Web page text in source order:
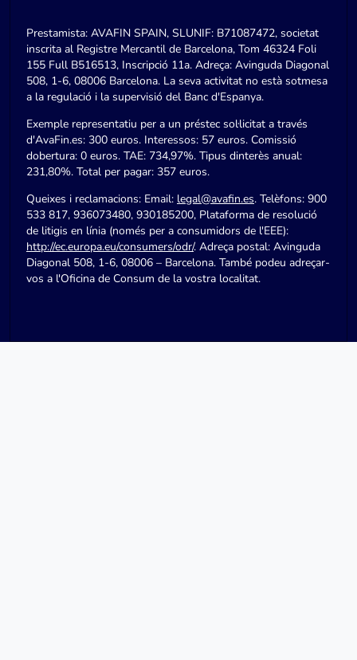
Prestamista: AVAFIN SPAIN, SLUNIF: B71087472, societat
inscrita al Registre Mercantil de Barcelona, Tom 46324 Foli
155 Full B516513, Inscripció 11a. Adreça: Avinguda Diagonal
508, 1-6, 08006 Barcelona. La seva activitat no està sotmesa
a la regulació i la supervisió del Banc d'Espanya.
Exemple representatiu per a un préstec sol·licitat a través
d'AvaFin.es: 300 euros. Interessos: 57 euros. Comissió
dobertura: 0 euros. TAE: 734,97%. Tipus dinterès anual:
231,80%. Total per pagar: 357 euros.
Queixes i reclamacions: Email: legal@avafin.es. Telèfons: 900
533 817, 936073480, 930185200, Plataforma de resolució
de litigis en línia (només per a consumidors de l'EEE):
http://ec.europa.eu/consumers/odr/. Adreça postal: Avinguda
Diagonal 508, 1-6, 08006 – Barcelona. També podeu adreçar-
vos a l'Oficina de Consum de la vostra localitat.